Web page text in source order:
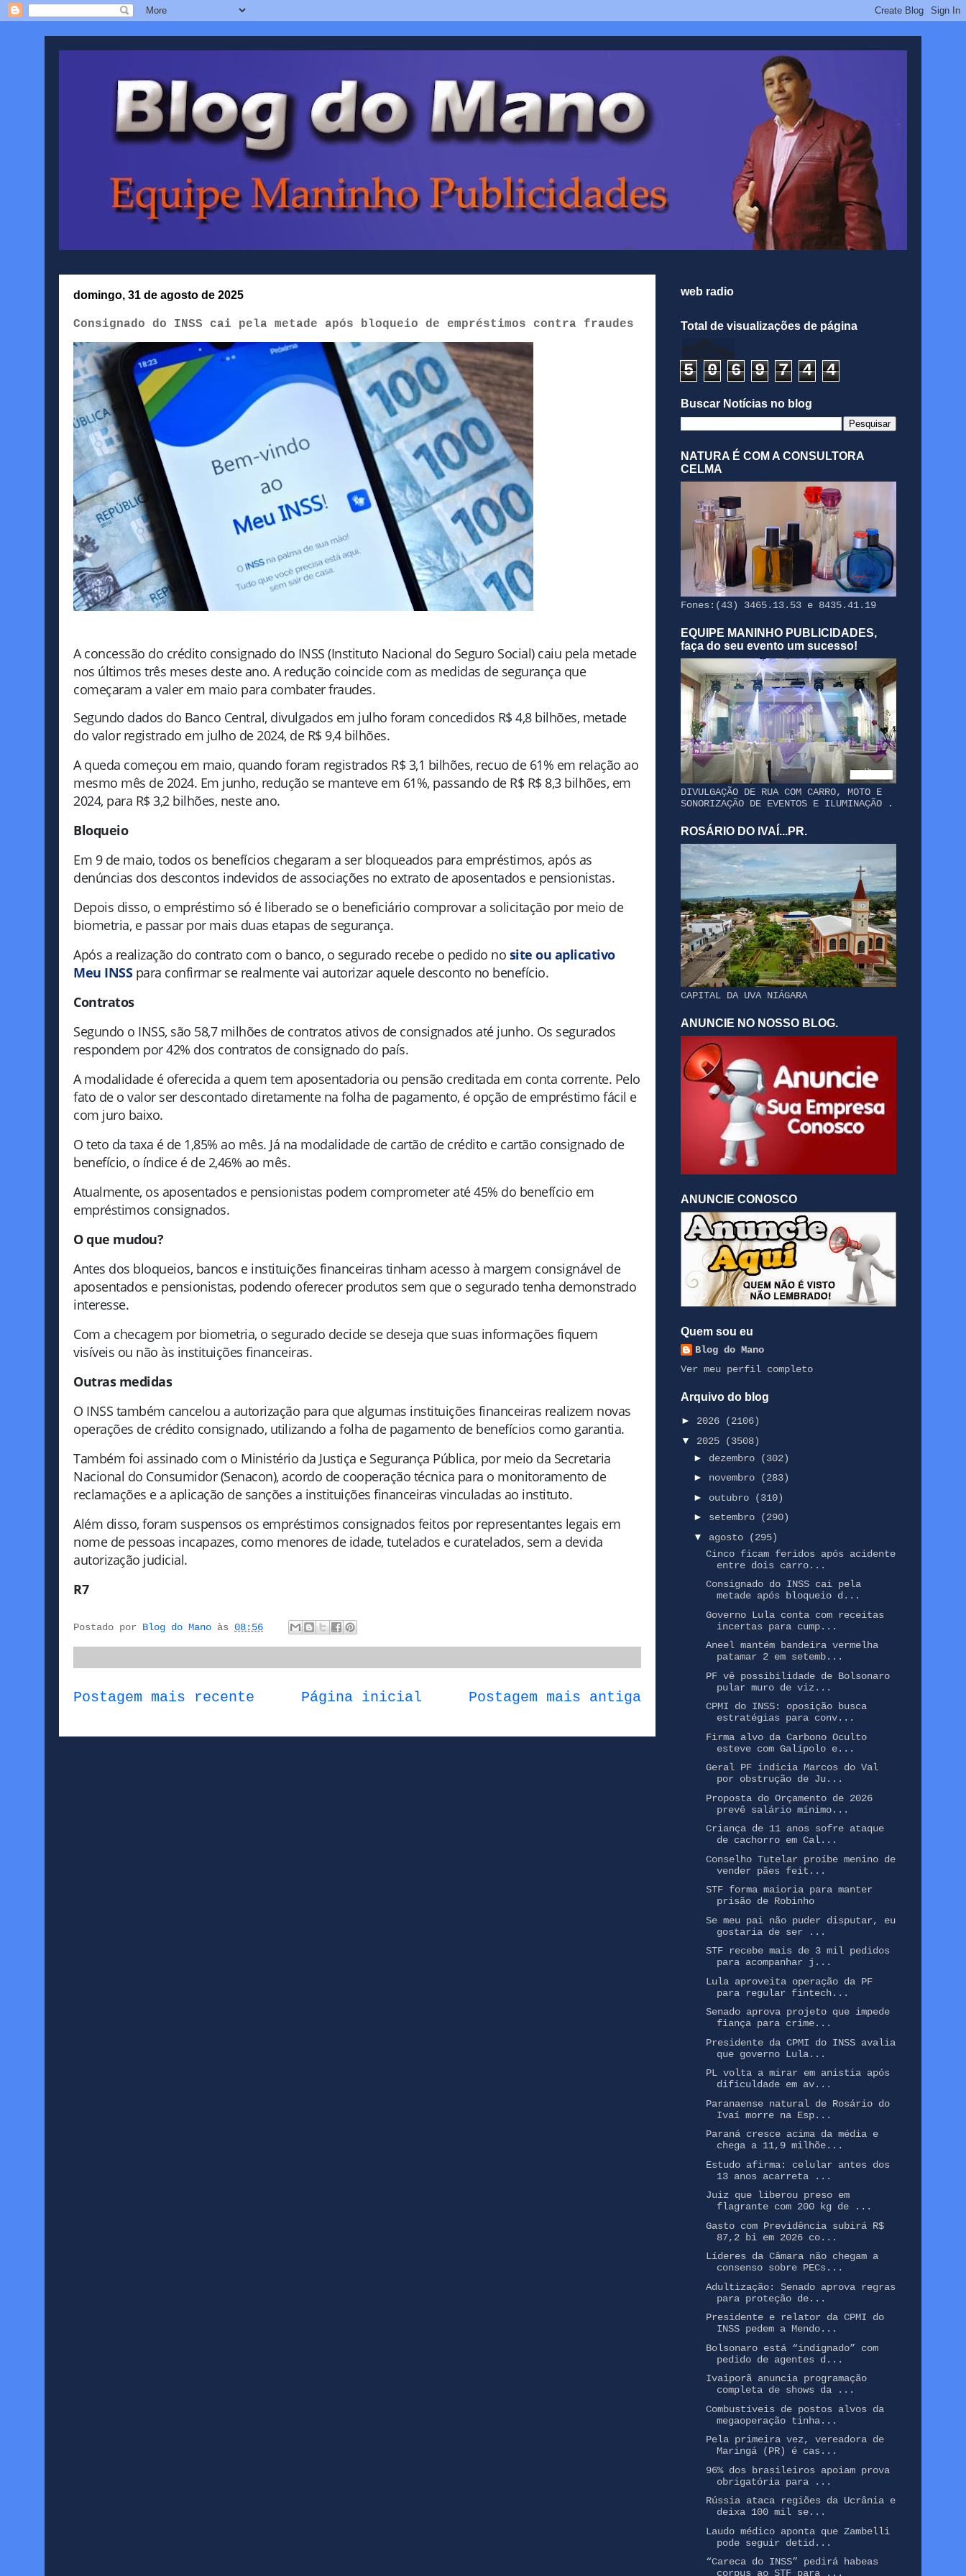
domingo, 31 de agosto de 2025
Consignado do INSS cai pela metade após bloqueio de empréstimos contra fraudes
A concessão do crédito consignado do INSS (Instituto Nacional do Seguro Social) caiu pela metade
nos últimos três meses deste ano. A redução coincide com as medidas de segurança que
começaram a valer em maio para combater fraudes.
Segundo dados do Banco Central, divulgados em julho foram concedidos R$ 4,8 bilhões, metade
do valor registrado em julho de 2024, de R$ 9,4 bilhões.
A queda começou em maio, quando foram registrados R$ 3,1 bilhões, recuo de 61% em relação ao
mesmo mês de 2024. Em junho, redução se manteve em 61%, passando de R$ R$ 8,3 bilhões, em
2024, para R$ 3,2 bilhões, neste ano.
Bloqueio
Em 9 de maio, todos os benefícios chegaram a ser bloqueados para empréstimos, após as
denúncias dos descontos indevidos de associações no extrato de aposentados e pensionistas.
Depois disso, o empréstimo só é liberado se o beneficiário comprovar a solicitação por meio de
biometria, e passar por mais duas etapas de segurança.
Após a realização do contrato com o banco, o segurado recebe o pedido no site ou aplicativo
Meu INSSpara confirmar se realmente vai autorizar aquele desconto no benefício.
Contratos
Segundo o INSS, são 58,7 milhões de contratos ativos de consignados até junho. Os segurados
respondem por 42% dos contratos de consignado do país.
A modalidade é oferecida a quem tem aposentadoria ou pensão creditada em conta corrente. Pelo
fato de o valor ser descontado diretamente na folha de pagamento, é opção de empréstimo fácil e
com juro baixo.
O teto da taxa é de 1,85% ao mês. Já na modalidade de cartão de crédito e cartão consignado de
benefício, o índice é de 2,46% ao mês.
Atualmente, os aposentados e pensionistas podem comprometer até 45% do benefício em
empréstimos consignados.
O que mudou?
Antes dos bloqueios, bancos e instituições financeiras tinham acesso à margem consignável de
aposentados e pensionistas, podendo oferecer produtos sem que o segurado tenha demonstrado
interesse.
Com a checagem por biometria, o segurado decide se deseja que suas informações fiquem
visíveis ou não às instituições financeiras.
Outras medidas
O INSS também cancelou a autorização para que algumas instituições financeiras realizem novas
operações de crédito consignado, utilizando a folha de pagamento de benefícios como garantia.
Também foi assinado com o Ministério da Justiça e Segurança Pública, por meio da Secretaria
Nacional do Consumidor (Senacon), acordo de cooperação técnica para o monitoramento de
reclamações e a aplicação de sanções a instituições financeiras vinculadas ao instituto.
Além disso, foram suspensos os empréstimos consignados feitos por representantes legais em
nome de pessoas incapazes, como menores de idade, tutelados e curatelados, sem a devida
autorização judicial.
R7
Postado por Blog do Mano às 08:56
Postagem mais recente Postagem mais antiga
Página inicial
web radio
Total de visualizações de página
5 0 6 9 7 4 4
Buscar Notícias no blog
NATURA É COM A CONSULTORA
CELMA
Fones:(43) 3465.13.53 e 8435.41.19
EQUIPE MANINHO PUBLICIDADES,
faça do seu evento um sucesso!
DIVULGAÇÃO DE RUA COM CARRO, MOTO E
SONORIZAÇÃO DE EVENTOS E ILUMINAÇÃO .
ROSÁRIO DO IVAÍ...PR.
CAPITAL DA UVA NIÁGARA
ANUNCIE NO NOSSO BLOG.
ANUNCIE CONOSCO
Quem sou eu
Blog do Mano
Ver meu perfil completo
Arquivo do blog
► 2026
(2106)
▼ 2025
(3508)
► dezembro
(302)
► novembro
(283)
► outubro
(310)
► setembro
(290)
▼ agosto
(295)
Cinco ficam feridos após acidente
entre dois carro...
Consignado do INSS cai pela
metade após bloqueio d...
Governo Lula conta com receitas
incertas para cump...
Aneel mantém bandeira vermelha
patamar 2 em setemb...
PF vê possibilidade de Bolsonaro
pular muro de viz...
CPMI do INSS: oposição busca
estratégias para conv...
Firma alvo da Carbono Oculto
esteve com Galípolo e...
Geral PF indicia Marcos do Val
por obstrução de Ju...
Proposta do Orçamento de 2026
prevê salário mínimo...
Criança de 11 anos sofre ataque
de cachorro em Cal...
Conselho Tutelar proíbe menino de
vender pães feit...
STF forma maioria para manter
prisão de Robinho
Se meu pai não puder disputar, eu
gostaria de ser ...
STF recebe mais de 3 mil pedidos
para acompanhar j...
Lula aproveita operação da PF
para regular fintech...
Senado aprova projeto que impede
fiança para crime...
Presidente da CPMI do INSS avalia
que governo Lula...
PL volta a mirar em anistia após
dificuldade em av...
Paranaense natural de Rosário do
Ivaí morre na Esp...
Paraná cresce acima da média e
chega a 11,9 milhõe...
Estudo afirma: celular antes dos
13 anos acarreta ...
Juiz que liberou preso em
flagrante com 200 kg de ...
Gasto com Previdência subirá R$
87,2 bi em 2026 co...
Líderes da Câmara não chegam a
consenso sobre PECs...
Adultização: Senado aprova regras
para proteção de...
Presidente e relator da CPMI do
INSS pedem a Mendo...
Bolsonaro está “indignado” com
pedido de agentes d...
Ivaiporã anuncia programação
completa de shows da ...
Combustíveis de postos alvos da
megaoperação tinha...
Pela primeira vez, vereadora de
Maringá (PR) é cas...
96% dos brasileiros apoiam prova
obrigatória para ...
Rússia ataca regiões da Ucrânia e
deixa 100 mil se...
Laudo médico aponta que Zambelli
pode seguir detid...
“Careca do INSS” pedirá habeas
corpus ao STF para ...